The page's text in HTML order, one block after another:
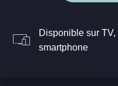
Disponible sur
smartphone